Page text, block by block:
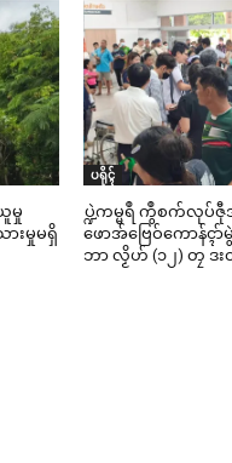
မှု
ားမှုမရှိ
ပရိုၚ်
ပ္ဍဲကမ္မရဳ ကွဳစက်လုပ်ဇီု
ဖောအ်ဗြေဝ်ကောန်ၚ
ဘာ လၟိဟ် (၁၂) တၠ ဒး